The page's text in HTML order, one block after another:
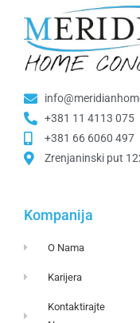
+381 11 4113 075
+381 66 6060 497
Zrenjaninski put
Kompanija
O Nama
Karijera
Kontaktirajte